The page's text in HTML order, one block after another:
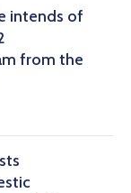
intends of
from the